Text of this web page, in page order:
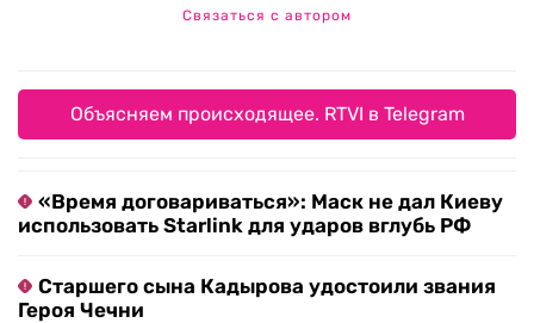
Связаться с автором
Объясняем происходящее. RTVI в Telegram
«Время договариваться»: Маск не дал Киеву
использовать Starlink для ударов вглубь РФ
Старшего сына Кадырова удостоили звания
Героя Чечни